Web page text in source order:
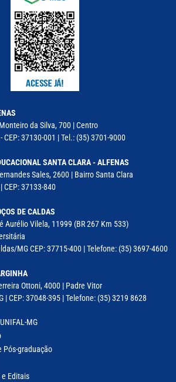
da Silva, 700 | Centro
CEP: 37130-001 | Tel.: (35) 3701-9000
SANTA CLARA - ALFENAS
Sales, 2600 | Bairro Santa Clara
CEP: 37133-840
DE CALDAS
Aurélio Vilela, 11999 (BR 267 Km 533)
MG CEP: 37715-400 | Telefone: (35) 3697-4600
Ottoni, 4000 | Padre Vitor
| CEP: 37048-395 | Telefone: (35) 3219 8628
MG
Pós-graduação
e Editais